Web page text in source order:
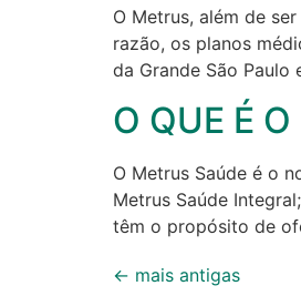
O Metrus, além de
razão, os planos
da Grande São
O QUE É
O Metrus Saúde é o
Metrus Saúde
têm o propósito de
← mais antigas